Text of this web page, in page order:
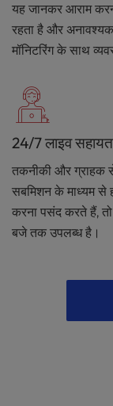
यह जानकर आराम
रहता है और
मॉनिटरिंग के साथ
24/7 लाइव
तकनीकी और ग्राहक
सबमिशन के माध्यम से
करना पसंद करते हैं,
बजे तक उपलब्ध है।